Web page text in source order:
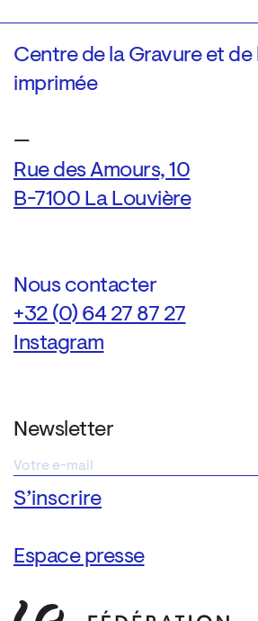
Centre de la Gravure et de
imprimée
—
Rue des Amours, 10
B-7100 La Louvière
Nous contacter
+32 (0) 64 27 87 27
Instagram
Newsletter
Espace presse